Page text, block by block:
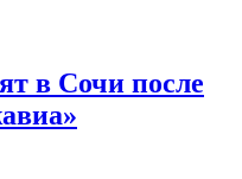
в Сочи после